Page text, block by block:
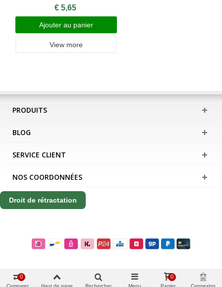
€ 5,65
Ajouter au panier
View more
PRODUITS
BLOG
SERVICE CLIENT
NOS COORDONNÉES
Droit de rétractation
Comparer
0
Haut de page Rechercher Menu Panier
0
Connexion